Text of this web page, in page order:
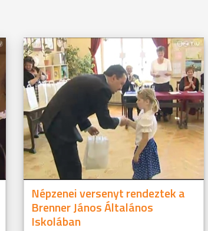
Népzenei versenyt rendeztek a
Brenner János Általános
Iskolában